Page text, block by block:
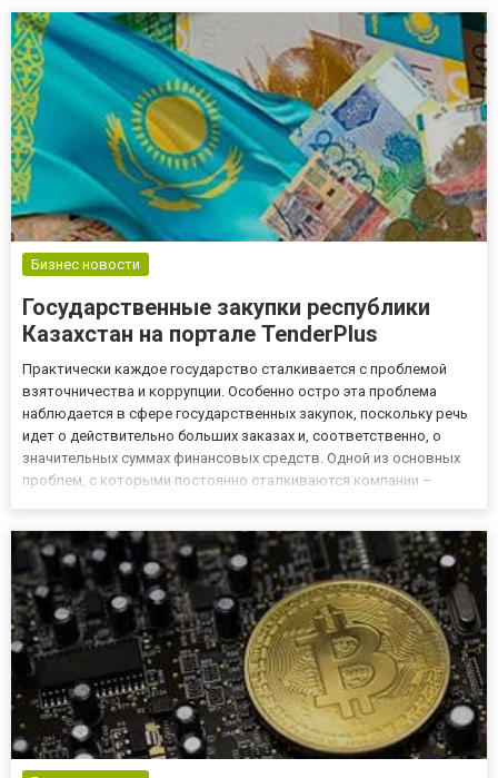
принадлежит населению Ре...
Бизнес новости
Государственные закупки республики
Казахстан на портале TenderPlus
Практически каждое государство сталкивается с проблемой
взяточничества и коррупции. Особенно остро эта проблема
наблюдается в сфере государственных закупок, поскольку речь
идет о действительно больших заказах и, соответственно, о
значительных суммах финансовых средств. Одной из основных
проблем, с которыми постоянно сталкиваются компании –
победителем м...